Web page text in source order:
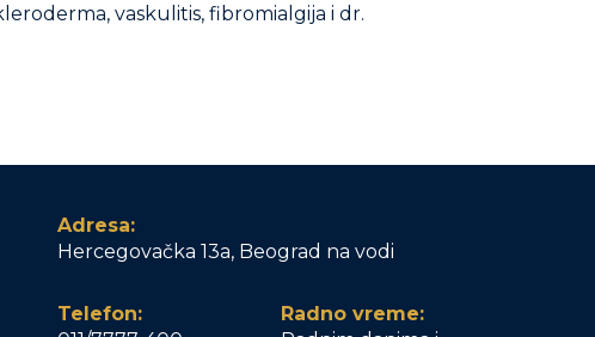
vaskulitis, fibromialgija i dr.
Adresa:
Hercegovačka 13a, Beograd na vodi
Telefon:
Radno vreme: